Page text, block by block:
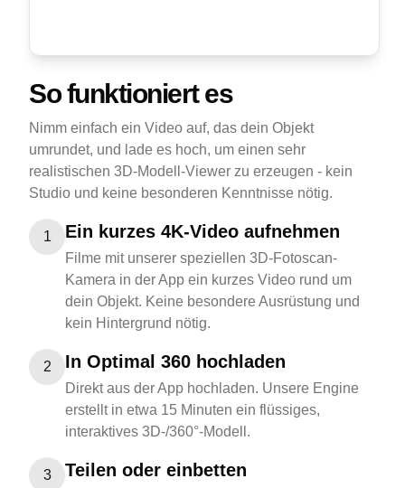
So funktioniert es
Nimm einfach ein Video auf, das dein Objekt
umrundet, und lade es hoch, um einen sehr
realistischen 3D-Modell-Viewer zu erzeugen - kein
Studio und keine besonderen Kenntnisse nötig.
1 Ein kurzes 4K-Video aufnehmen
Filme mit unserer speziellen 3D-Fotoscan-
Kamera in der App ein kurzes Video rund um
dein Objekt. Keine besondere Ausrüstung und
kein Hintergrund nötig.
2 In Optimal 360 hochladen
Direkt aus der App hochladen. Unsere Engine
erstellt in etwa 15 Minuten ein flüssiges,
interaktives 3D-/360°-Modell.
3 Teilen oder einbetten